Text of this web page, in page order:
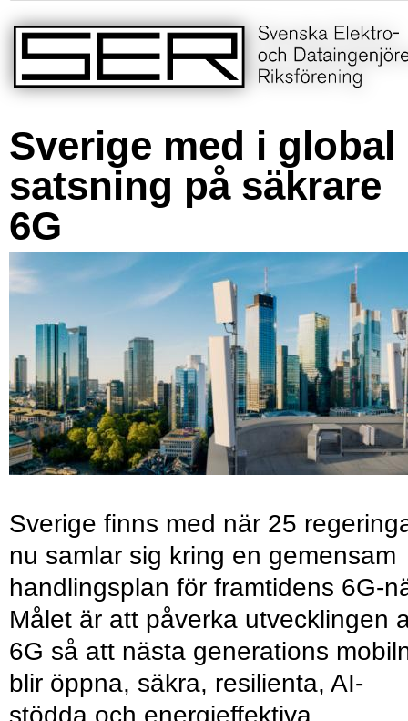
Sverige med i global
satsning på säkrare
6G
Sverige finns med när 25
nu samlar sig kring en gemensam
handlingsplan för framtidens 6G-
Målet är att påverka utvecklingen
6G så att nästa generations
blir öppna, säkra, resilienta, AI-